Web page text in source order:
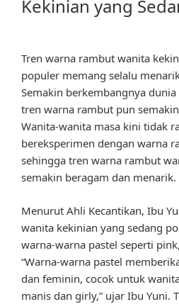
Kekinian yang
Tren warna rambut wanita
populer memang selalu
Semakin berkembangnya
tren warna rambut pun
Wanita-wanita masa kini tidak
bereksperimen dengan warna
sehingga tren warna rambut
semakin beragam dan menarik.
Menurut Ahli Kecantikan, Ibu
wanita kekinian yang sedang
warna-warna pastel seperti
“Warna-warna pastel
dan feminin, cocok untuk
manis dan girly,” ujar Ibu Yuni.